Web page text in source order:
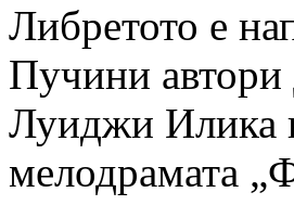
Либретото е
Пучини
Луиджи Илика
мелодрамата